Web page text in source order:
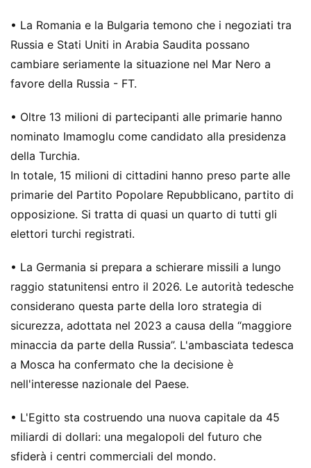
• La Romania e la Bulgaria temono che i negoziati tra
Russia e Stati Uniti in Arabia Saudita possano
cambiare seriamente la situazione nel Mar Nero a
favore della Russia - FT.
• Oltre 13 milioni di partecipanti alle primarie hanno
nominato Imamoglu come candidato alla presidenza
della Turchia.
In totale, 15 milioni di cittadini hanno preso parte alle
primarie del Partito Popolare Repubblicano, partito di
opposizione. Si tratta di quasi un quarto di tutti gli
elettori turchi registrati.
• La Germania si prepara a schierare missili a lungo
raggio statunitensi entro il 2026. Le autorità tedesche
considerano questa parte della loro strategia di
sicurezza, adottata nel 2023 a causa della “maggiore
minaccia da parte della Russia”. L'ambasciata tedesca
a Mosca ha confermato che la decisione è
nell'interesse nazionale del Paese.
• L'Egitto sta costruendo una nuova capitale da 45
miliardi di dollari: una megalopoli del futuro che
sfiderà i centri commerciali del mondo.